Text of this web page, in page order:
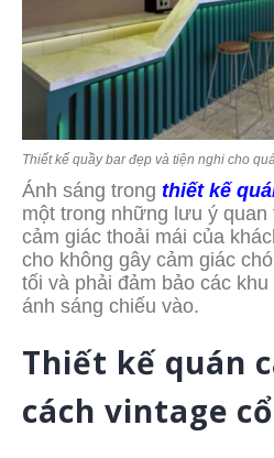
Thiết kế quầy bar đẹp và tiện nghi cho
Ánh sáng trong thiết kế
một trong những lưu ý
cảm giác thoải mái của
cho không gây cảm giác
tối và phải đảm bảo các
ánh sáng chiếu vào.
Thiết kế quán
cách vintage